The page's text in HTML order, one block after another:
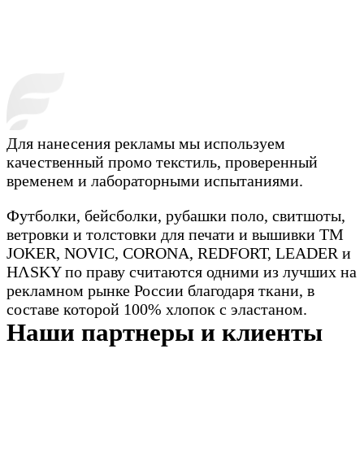
Для нанесения рекламы мы используем
качественный промо текстиль, проверенный
временем и лабораторными испытаниями.
Футболки, бейсболки, рубашки поло, свитшоты,
ветровки и толстовки для печати и вышивки TM
JOKER, NOVIC, CORONA, REDFORT, LEADER и
HΛSKY по праву считаются одними из лучших на
рекламном рынке России благодаря ткани, в
составе которой 100% хлопок с эластаном.
Наши партнеры и клиенты